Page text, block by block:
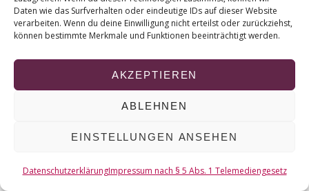
Daten wie das Surfverhalten oder eindeutige IDs auf dieser Website
verarbeiten. Wenn du deine Einwilligung nicht erteilst oder zurückziehst,
können bestimmte Merkmale und Funktionen beeinträchtigt werden.
AKZEPTIEREN
ABLEHNEN
EINSTELLUNGEN ANSEHEN
DatenschutzerklärungImpressum nach § 5 Abs. 1 Telemediengesetz
© 2026 KURT